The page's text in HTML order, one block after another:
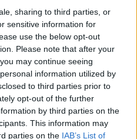
sharing to third parties, or
sensitive information for
use the below opt-out
Please note that after your
may continue seeing
information utilized by
to third parties prior to
opt-out of the further
by third parties on the
This information may
parties on the IAB’s List of
Η άνεση, τελικά,
αλλά διάθεσης και
να γνωρίζεις για να
ονείρων σου
υλικό
μας στο